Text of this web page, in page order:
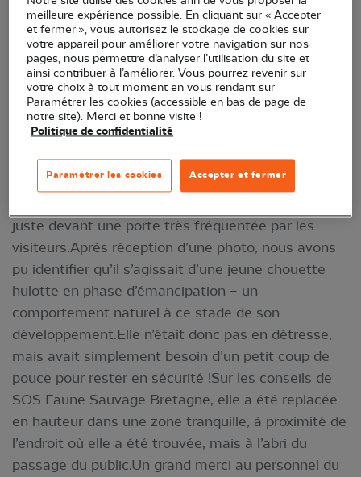
Un matin de mai, nous avons été contactés par
une dame de l’accueil du château de Vitré,
juste devant une porte très fréquentée par les
visiteurs.Après réception d’une photo, nous avons
pu identifier qu’il s’agissait d’une jeune chouette
hulotte en phase d’émancipation – un
comportement naturel à ce stade de son
développement.Elle n’était donc pas en détresse,
mais avait simplement besoin d’un petit coup de
pouce pour rester en sécurité !Sur les conseils de
SOS Faune Sauvage Bretagne, elle a été replacée
en hauteur dans une zone tranquille, à proximité de
l’endroit où elle a été trouvée, mais à l’abri du
passage du public.Un grand merci au personnel du
meilleure expérience possible. En cliquant sur « Accepter
et fermer », vous autorisez le stockage de cookies sur
votre appareil pour améliorer votre navigation sur nos
pages, nous permettre d’analyser l’utilisation du site et
ainsi contribuer à l’améliorer. Vous pourrez revenir sur
votre choix à tout moment en vous rendant sur
Paramétrer les cookies (accessible en bas de page de
notre site). Merci et bonne visite !
Politique de confidentialité
Accepter et fermer
Paramétrer les cookies